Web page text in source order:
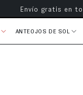
Envío gratis en
ANTEOJOS DE SOL